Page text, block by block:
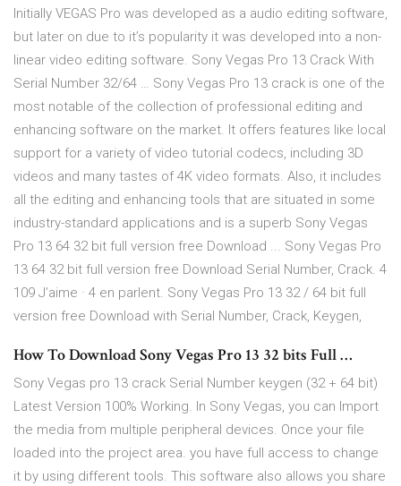
Initially VEGAS Pro was developed as a audio editing software,
but later on due to it’s popularity it was developed into a non-
linear video editing software. Sony Vegas Pro 13 Crack With
Serial Number 32/64 … Sony Vegas Pro 13 crack is one of the
most notable of the collection of professional editing and
enhancing software on the market. It offers features like local
support for a variety of video tutorial codecs, including 3D
videos and many tastes of 4K video formats. Also, it includes
all the editing and enhancing tools that are situated in some
industry-standard applications and is a superb Sony Vegas
Pro 13 64 32 bit full version free Download ... Sony Vegas Pro
13 64 32 bit full version free Download Serial Number, Crack. 4
109 J’aime · 4 en parlent. Sony Vegas Pro 13 32 / 64 bit full
version free Download with Serial Number, Crack, Keygen,
How To Download Sony Vegas Pro 13 32 bits Full …
Sony Vegas pro 13 crack Serial Number keygen (32 + 64 bit)
Latest Version 100% Working. In Sony Vegas, you can Import
the media from multiple peripheral devices. Once your file
loaded into the project area. you have full access to change
it by using different tools. This software also allows you share